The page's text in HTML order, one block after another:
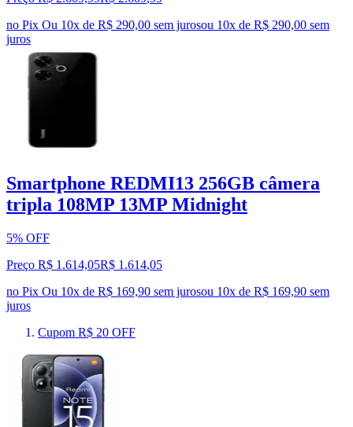
no Pix Ou 10x de R$ 290,00 sem jurosou 10x de R$ 290,00 sem
juros
Smartphone REDMI13 256GB câmera
tripla 108MP 13MP Midnight
5% OFF
Preço R$ 1.614,05R$ 1.614,05
no Pix Ou 10x de R$ 169,90 sem jurosou 10x de R$ 169,90 sem
juros
Cupom R$ 20 OFF